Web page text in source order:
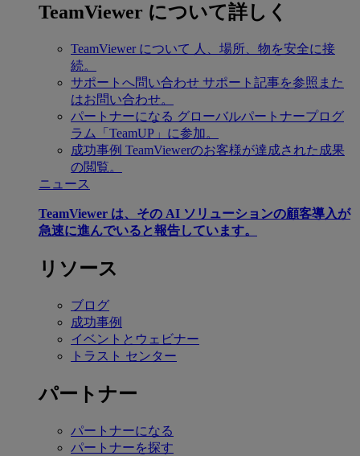
TeamViewer について詳しく
TeamViewer について 人、場所、物を安全に接
続。
サポートへ問い合わせ サポート記事を参照また
はお問い合わせ。
パートナーになる グローバルパートナープログ
ラム「TeamUP」に参加。
成功事例 TeamViewerのお客様が達成された成果
の閲覧。
ニュース
TeamViewer は、その AI ソリューションの顧客導入が
急速に進んでいると報告しています。
リソース
ブログ
成功事例
イベントとウェビナー
トラスト センター
パートナー
パートナーになる
パートナーを探す